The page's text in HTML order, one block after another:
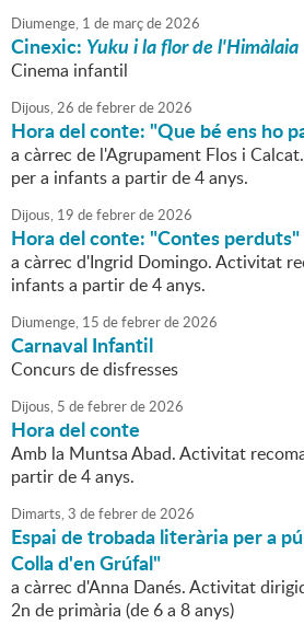
Diumenge, 1 de marçde2026
Cinexic: Yuku i la flor de l'Himàlaia
Cinema infantil
Dijous,26 defebrerde2026
Hora del conte: "Que bé ens ho
a càrrec de l'Agrupament Flos i
per a infants a partir de 4 anys.
Dijous, 19 defebrerde2026
Hora del conte: "Contes perduts"
a càrrec d'Ingrid Domingo. Activitat
infants a partir de 4 anys.
Diumenge, 15 defebrerde2026
Carnaval Infantil
Concurs de disfresses
Dijous, 5 defebrerde2026
Hora del conte
Amb la Muntsa Abad. Activitat
partir de 4 anys.
Dimarts,3 defebrerde2026
Espai de trobada literària per a
Colla d'en Grúfal"
a càrrec d'Anna Danés. Activitat
2n de primària (de 6 a 8 anys)